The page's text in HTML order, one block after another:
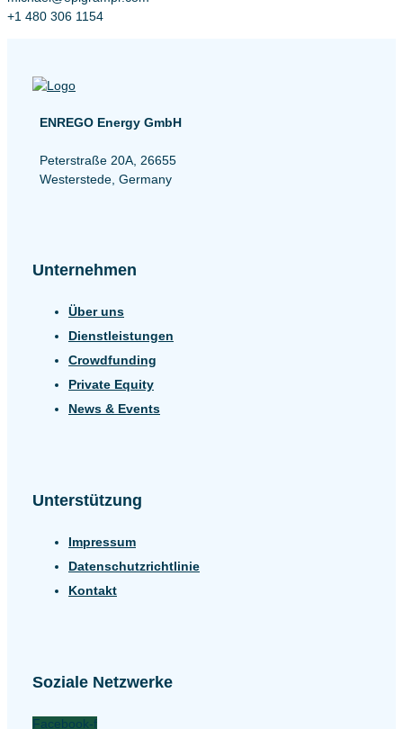
+1 480 306 1154
ENREGO Energy GmbH
Peterstraße 20A, 26655
Westerstede, Germany
Unternehmen
Über uns
Dienstleistungen
Crowdfunding
Private Equity
News & Events
Unterstützung
Impressum
Datenschutzrichtlinie
Kontakt
Soziale Netzwerke
Facebook-f